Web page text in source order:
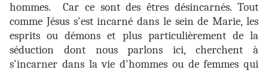
hommes. Car ce sont des êtres désincarnés. Tout
comme Jésus s'est incarné dans le sein de Marie, les
esprits ou démons et plus particulièrement de la
séduction dont nous parlons ici, cherchent à
s'incarner dans la vie d'hommes ou de femmes qui